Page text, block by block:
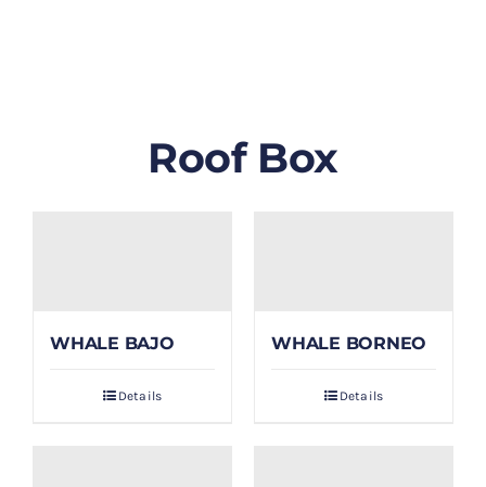
PAYMENT
Roof Box
WHALE BAJO
Details
WHALE BORNEO
Details